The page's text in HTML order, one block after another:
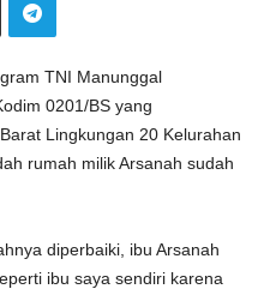
TNI Manunggal
0201/BS yang
Lingkungan 20 Kelurahan
rumah milik Arsanah sudah
diperbaiki, ibu Arsanah
ibu saya sendiri karena